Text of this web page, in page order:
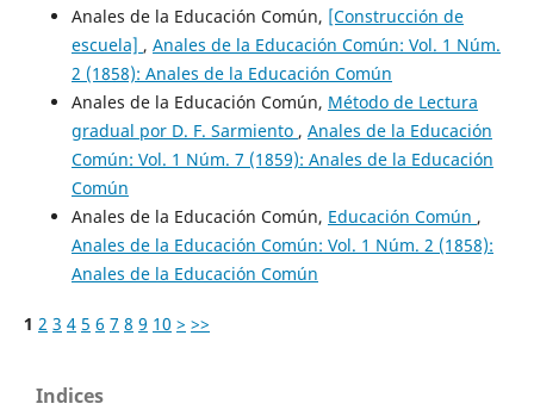
Anales de la Educación Común, [Construcción de
escuela] , Anales de la Educación Común: Vol. 1 Núm.
2 (1858): Anales de la Educación Común
Anales de la Educación Común, Método de Lectura
gradual por D. F. Sarmiento , Anales de la Educación
Común: Vol. 1 Núm. 7 (1859): Anales de la Educación
Común
Anales de la Educación Común, Educación Común ,
Anales de la Educación Común: Vol. 1 Núm. 2 (1858):
Anales de la Educación Común
1 2 3 4 5 6 7 8 9 10 > >>
Indices